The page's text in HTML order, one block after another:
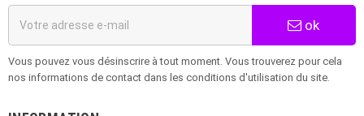
ok
Vous pouvez vous désinscrire à tout moment. Vous trouverez pour cela
nos informations de contact dans les conditions d'utilisation du site.